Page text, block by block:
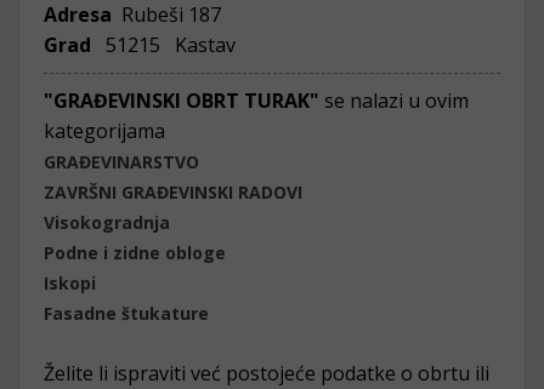
Adresa Rubeši 187
Grad
51215 Kastav
"GRAĐEVINSKI OBRT TURAK" se nalazi u ovim
kategorijama
GRAĐEVINARSTVO
ZAVRŠNI GRAĐEVINSKI RADOVI
Visokogradnja
Podne i zidne obloge
Iskopi
Fasadne štukature
Želite li ispraviti već postojeće podatke o obrtu ili